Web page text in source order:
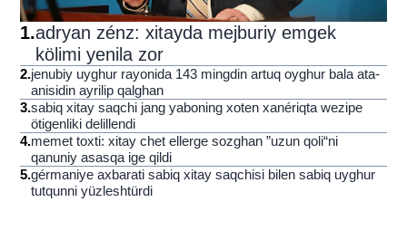
1.adryan zénz: xitayda mejburiy emgek
kölimi yenila zor
2.jenubiy uyghur rayonida 143 mingdin artuq oyghur bala ata-
anisidin ayrilip qalghan
3.sabiq xitay saqchi jang yaboning xoten xanériqta wezipe
ötigenliki delillendi
4.memet toxti: xitay chet ellerge sozghan ”uzun qoli“ni
qanuniy asasqa ige qildi
5.gérmaniye axbarati sabiq xitay saqchisi bilen sabiq uyghur
tutqunni yüzleshtürdi